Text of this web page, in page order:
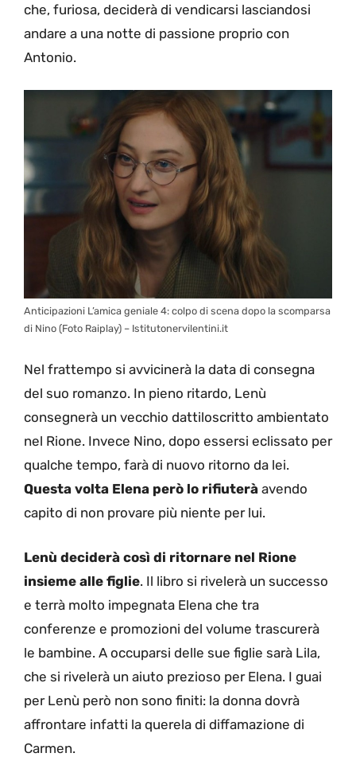
che, furiosa, deciderà di vendicarsi lasciandosi
andare a una notte di passione proprio con
Antonio.
Anticipazioni L’amica geniale 4: colpo di scena dopo la scomparsa
di Nino (Foto Raiplay) – Istitutonervilentini.it
Nel frattempo si avvicinerà la data di consegna
del suo romanzo. In pieno ritardo, Lenù
consegnerà un vecchio dattiloscritto ambientato
nel Rione. Invece Nino, dopo essersi eclissato per
qualche tempo, farà di nuovo ritorno da lei.
Questa volta Elena però lo rifiuterà avendo
capito di non provare più niente per lui.
Lenù deciderà così di ritornare nel Rione
insieme alle figlie. Il libro si rivelerà un successo
e terrà molto impegnata Elena che tra
conferenze e promozioni del volume trascurerà
le bambine. A occuparsi delle sue figlie sarà Lila,
che si rivelerà un aiuto prezioso per Elena. I guai
per Lenù però non sono finiti: la donna dovrà
affrontare infatti la querela di diffamazione di
Carmen.